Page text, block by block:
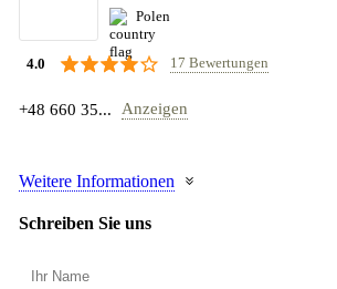
Polen
4.0 17 Bewertungen
+48 660 35... Anzeigen
Weitere Informationen
Schreiben Sie uns